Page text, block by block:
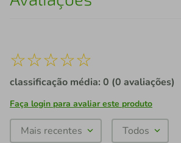
☆☆☆☆☆
classificação média: 0 (0 avaliações)
Faça login para avaliar este produto
Mais recentes Todos